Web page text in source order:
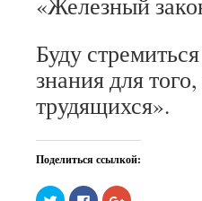
Буду
знания для
трудящихся».
Поделиться ссылкой:
Нажмите,НажмитеНажмите,